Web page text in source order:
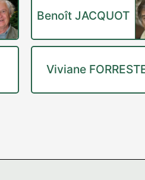
Benoît JACQUOT
Viviane